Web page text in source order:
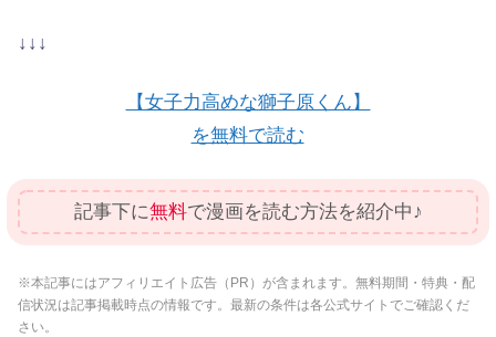
↓↓↓
【女子力高めな獅子原くん】
を無料で読む
記事下に無料で漫画を読む方法を紹介中♪
※本記事にはアフィリエイト広告（PR）が含まれます。無料期間・特典・配
信状況は記事掲載時点の情報です。最新の条件は各公式サイトでご確認くだ
さい。